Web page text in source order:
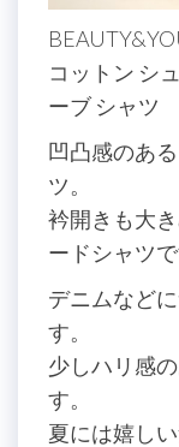
コットン シ
ーブ シャツ
凹凸感のあ
ツ。
衿開きも大
ードシャツで
デニムなど
す。
少しハリ感
す。
夏には嬉しい